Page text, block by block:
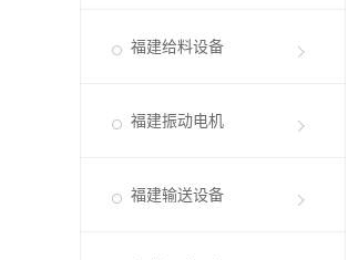
福建给料设备
福建振动电机
福建输送设备